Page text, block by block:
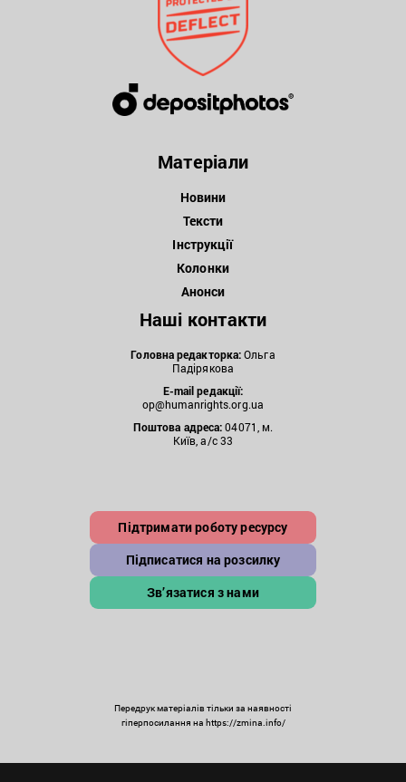
Матеріали
Новини
Тексти
Інструкції
Колонки
Анонси
Наші контакти
Головна редакторка:Ольга
Падірякова
E-mail редакції:
op@humanrights.org.ua
Поштова адреса:04071, м.
Київ, а/с 33
Підтримати роботу ресурсу
Підписатися на розсилку
Зв’язатися з нами
Передрук матеріалів тільки за наявності
гіперпосилання на https://zmina.info/